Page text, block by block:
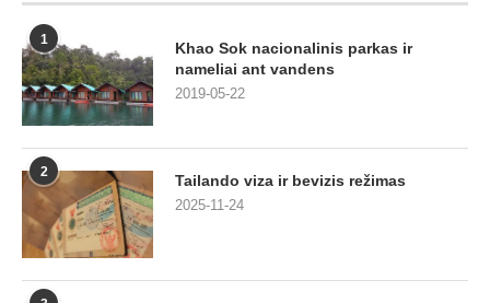
1
Khao Sok nacionalinis parkas ir
nameliai ant vandens
2019-05-22
2 Tailando viza ir bevizis režimas
2025-11-24